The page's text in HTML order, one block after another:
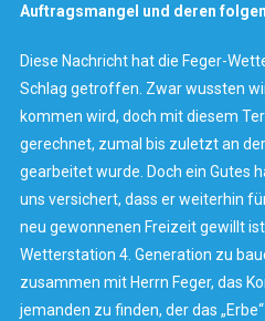
Auftragsmangel und deren folgen
Diese Nachricht hat die Feger-
Schlag getroffen. Zwar wussten
kommen wird, doch mit diesem
gerechnet, zumal bis zuletzt an
gearbeitet wurde. Doch ein Gutes
uns versichert, dass er weiterhin
neu gewonnenen Freizeit gewillt
Wetterstation 4. Generation zu
zusammen mit Herrn Feger, das
jemanden zu finden, der das